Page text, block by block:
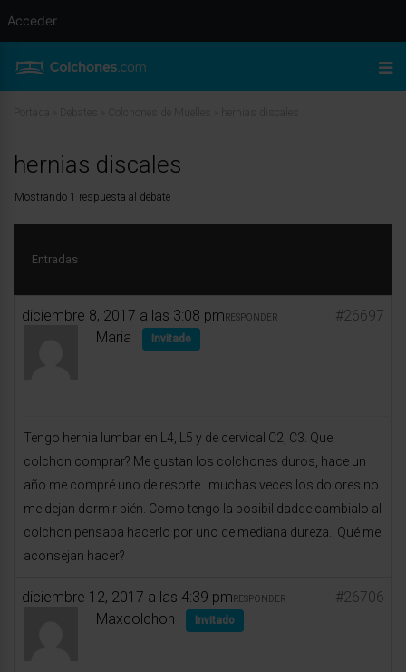
hernias discales
Mostrando 1 respuesta al debate
Entradas
diciembre 8, 2017 a las 3:08 pm #26697
RESPONDER
Maria Invitado
Tengo hernia lumbar en L4, L5 y de cervical C2, C3. Que
colchon comprar? Me gustan los colchones duros, hace un
año me compré uno de resorte.. muchas veces los dolores no
me dejan dormir bién. Como tengo la posibilidadde cambialo al
colchon pensaba hacerlo por uno de mediana dureza.. Qué me
aconsejan hacer?
diciembre 12, 2017 a las 4:39 pm #26706
RESPONDER
Maxcolchon Invitado
Acceder